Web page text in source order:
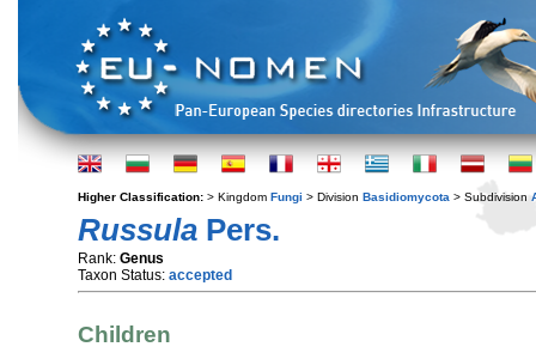
Higher Classification: > Kingdom Fungi > Division Basidiomycota > Subdivision
Russula Pers.
Rank: Genus
Taxon Status: accepted
Children